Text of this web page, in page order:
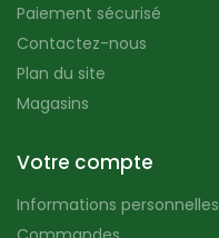
Paiement sécurisé
Contactez-nous
Plan du site
Magasins
Votre compte
Informations personnelles